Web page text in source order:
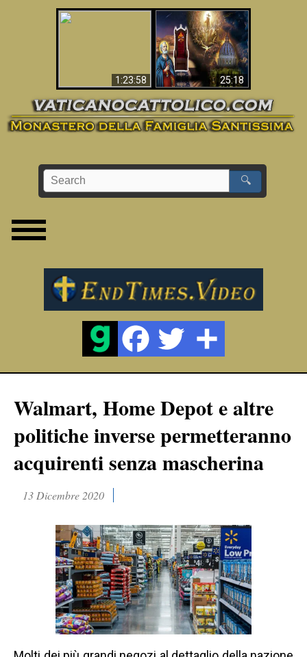
1:23:58 25:18
La Bibbia ha previsto
70 anni senza Papa?
🔍
Walmart, Home Depot e altre
politiche inverse permetteranno
acquirenti senza mascherina
13 Dicembre 2020